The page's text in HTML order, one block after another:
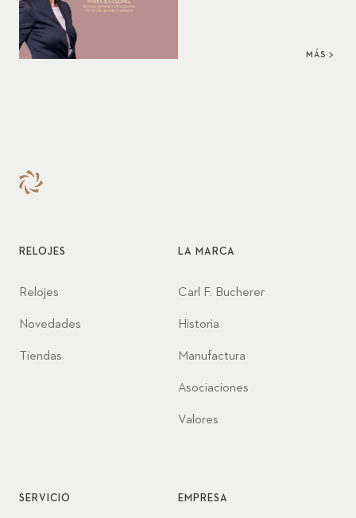
MÁS
RELOJES
Relojes
Novedades
Tiendas
LA MARCA
Carl F. Bucherer
Historia
Manufactura
Asociaciones
Valores
SERVICIO EMPRESA